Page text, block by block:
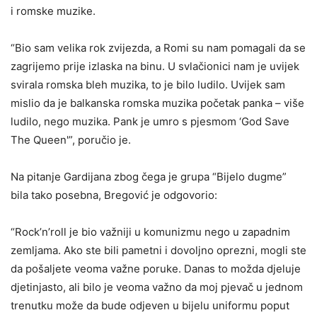
i romske muzike.
“Bio sam velika rok zvijezda, a Romi su nam pomagali da se
zagrijemo prije izlaska na binu. U svlačionici nam je uvijek
svirala romska bleh muzika, to je bilo ludilo. Uvijek sam
mislio da je balkanska romska muzika početak panka – više
ludilo, nego muzika. Pank je umro s pjesmom ‘God Save
The Queen'”, poručio je.
Na pitanje Gardijana zbog čega je grupa “Bijelo dugme”
bila tako posebna, Bregović je odgovorio:
“Rock’n’roll je bio važniji u komunizmu nego u zapadnim
zemljama. Ako ste bili pametni i dovoljno oprezni, mogli ste
da pošaljete veoma važne poruke. Danas to možda djeluje
djetinjasto, ali bilo je veoma važno da moj pjevač u jednom
trenutku može da bude odjeven u bijelu uniformu poput